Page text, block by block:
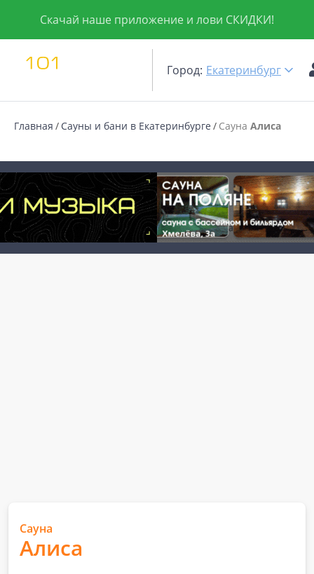
Скачай наше приложение и лови СКИДКИ!
Город: Екатеринбург
Главная Сауны и бани в Екатеринбурге Сауна Алиса
Сауна
Алиса